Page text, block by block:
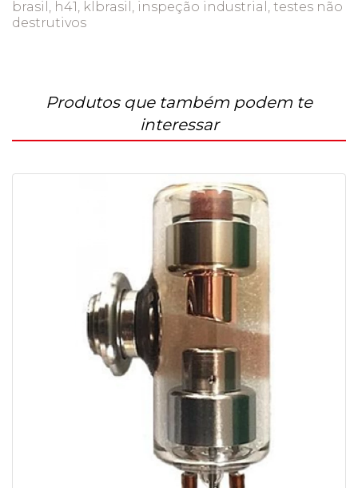
brasil, h41, klbrasil, inspeção industrial, testes não
destrutivos
Produtos que também podem te
interessar